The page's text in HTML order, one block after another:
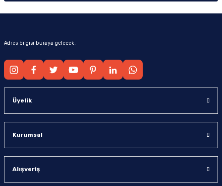
Adres bilgisi buraya gelecek.
Üyelik
Kurumsal
Alışveriş